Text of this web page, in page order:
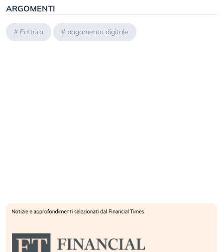
ARGOMENTI
# Fattura # pagamento digitale